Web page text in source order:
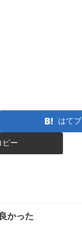
はてブ
ピー
かった